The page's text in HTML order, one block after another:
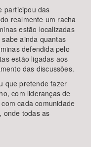
participou das
realmente um racha
estão localizadas
ainda quantas
defendida pelo
estão ligadas aos
das discussões.
que pretende fazer
com lideranças de
cada comunidade
onde todas as